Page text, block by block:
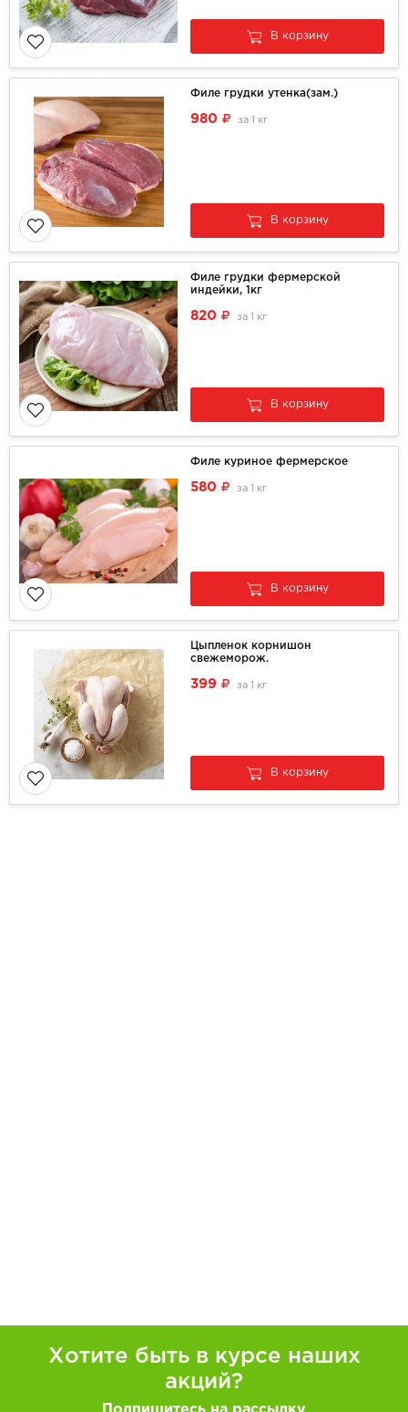
В корзину
Филе грудки утенка(зам.)
980 за 1 кг
В корзину
Филе грудки фермерской
индейки, 1кг
820 за 1 кг
В корзину
Филе куриное фермерское
580 за 1 кг
В корзину
Цыпленок корнишон
свежеморож.
399 за 1 кг
В корзину
Хотите быть в курсе наших
акций?